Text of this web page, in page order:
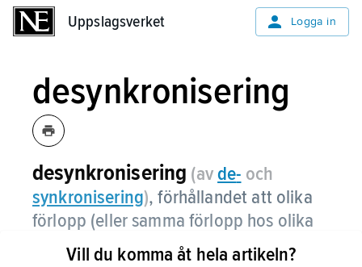
Uppslagsverket Logga in
desynkronisering
desynkronisering (avde- och
synkronisering),förhållandet att olika
förlopp (eller samma förlopp hos olika
system) kommer i otakt.
Vill du komma åt hela artikeln?